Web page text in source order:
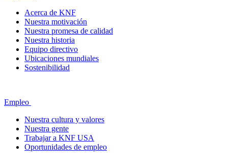
Acerca de KNF
Nuestra motivación
Nuestra promesa de calidad
Nuestra historia
Equipo directivo
Ubicaciones mundiales
Sostenibilidad
Empleo
Nuestra cultura y valores
Nuestra gente
Trabajar a KNF USA
Oportunidades de empleo